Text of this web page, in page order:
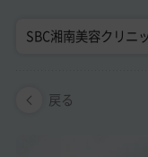
美容医療医師の転職お
SBC湘南美容クリニ
戻る